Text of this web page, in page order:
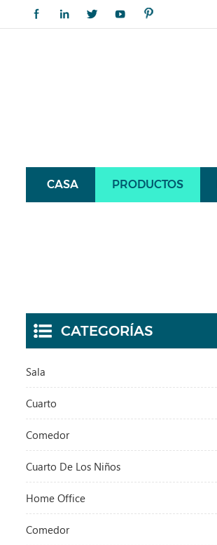
CASA PRODUCTOS
CATEGORÍAS
Sala
Cuarto
Comedor
Cuarto De Los Niños
Home Office
Comedor